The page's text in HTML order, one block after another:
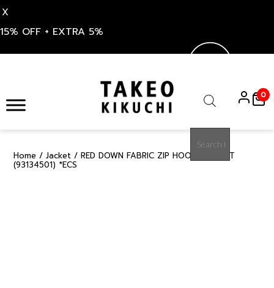
X
15% OFF + EXTRA 5%
content
search
0
Home / Jacket / RED DOWN FABRIC ZIP HOODIE JACKET
(93134501) *ECS